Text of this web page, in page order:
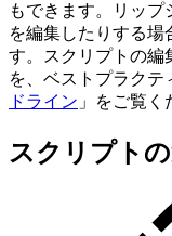
もできます。リッ
を編集したりする場
す。スクリプトの編
を、ベストプラクテ
ドライン 」をご覧く
スクリプト